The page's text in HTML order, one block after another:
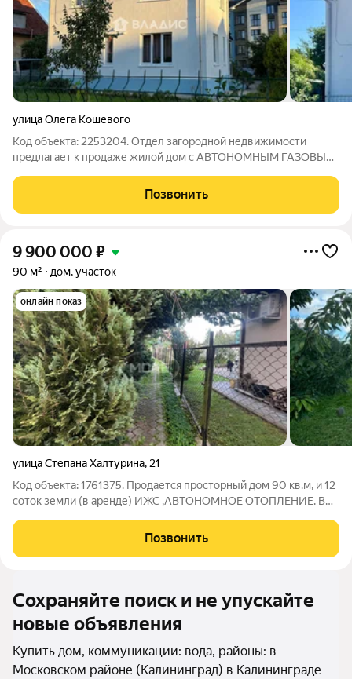
улица Олега Кошевого
Код объекта: 2253204. Отдел загородной недвижимости
предлагает к продаже жилой дом с АВТОНОМНЫМ ГАЗОВЫМ
Ориентиры: ул. О. Кошевого, ул. Аллея Смелых, ул.
Дзержинского, ул. Интернациональная, ул.
Позвонить
9 900 000 ₽
90 м² дом, участок
онлайн показ
улица Степана Халтурина, 21
Код объекта: 1761375. Продается просторный дом 90 кв.м, и 12
соток земли (в аренде) ИЖС ,АВТОНОМНОЕ ОТОПЛЕНИЕ. В
совмещен , на первом этаже спальня и две комнаты , на
втором этаже , большая
Позвонить
Сохраняйте поиск и не упускайте
новые объявления
Купить дом, коммуникации: вода, районы: в
Московском районе (Калининград) в Калининграде